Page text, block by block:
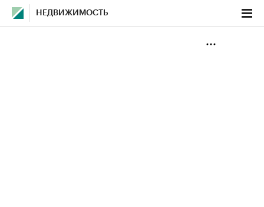
НЕДВИЖИМОСТЬ